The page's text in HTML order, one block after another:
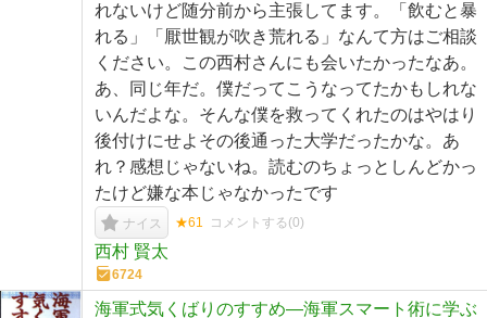
れないけど随分前から主張してます。「飲むと暴
れる」「厭世観が吹き荒れる」なんて方はご相談
ください。この西村さんにも会いたかったなあ。
あ、同じ年だ。僕だってこうなってたかもしれな
いんだよな。そんな僕を救ってくれたのはやはり
後付けにせよその後通った大学だったかな。あ
れ？感想じゃないね。読むのちょっとしんどかっ
たけど嫌な本じゃなかったです
ナイス ★61 コメントする(0)
西村 賢太
6724
海軍式気くばりのすすめ―海軍スマート術に学ぶ